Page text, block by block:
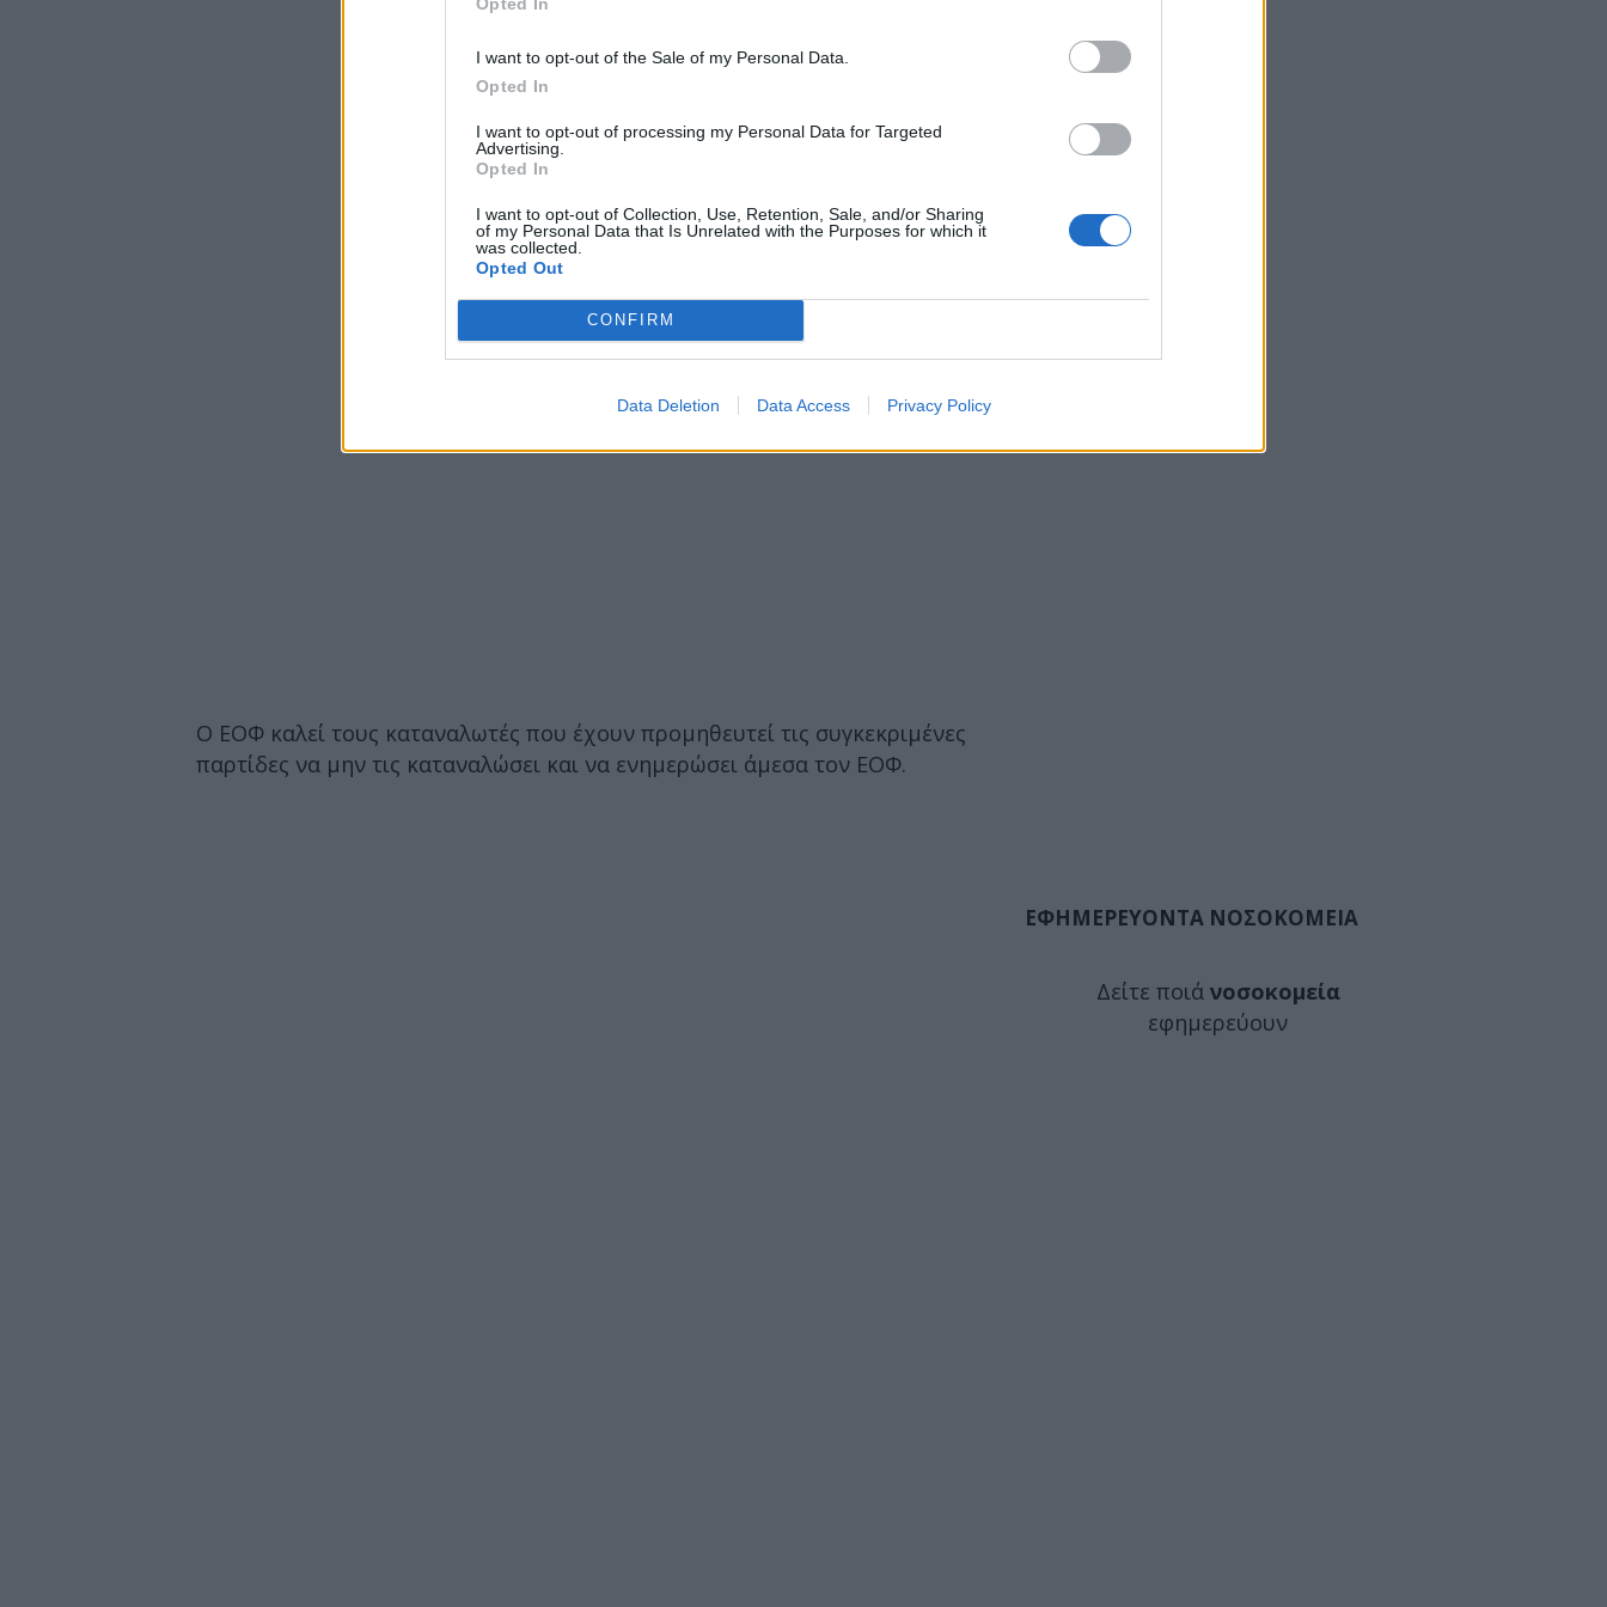
I want to opt-out of the Sale of my Personal Data.
Opted In
I want to opt-out of processing my Personal Data for Targeted
Advertising.
Opted In
I want to opt-out of Collection, Use, Retention, Sale, and/or Sharing
of my Personal Data that Is Unrelated with the Purposes for which it
was collected.
Opted Out
CONFIRM
Data Deletion Data Access Privacy Policy
Ο ΕΟΦ καλεί τους καταναλωτές που έχουν προμηθευτεί τις συγκεκριμένες
παρτίδες να μην τις καταναλώσει και να ενημερώσει άμεσα τον ΕΟΦ.
ΕΦΗΜΕΡΕΥΟΝΤΑ ΝΟΣΟΚΟΜΕΙΑ
Δείτε ποιά νοσοκομεία
εφημερεύουν